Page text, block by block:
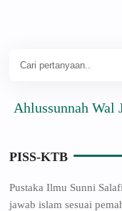
Wal
PISS-KTB
Pustaka Ilmu Sunni
jawab islam sesuai